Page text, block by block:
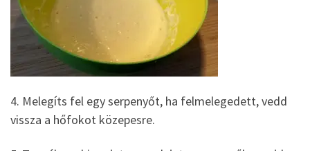
4. Melegíts fel egy serpenyőt, ha felmelegedett, vedd
vissza a hőfokot közepesre.